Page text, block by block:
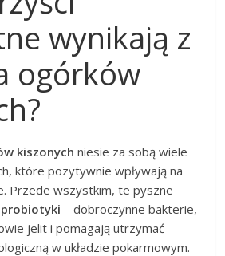
wynikają z
ogórków
kiszonych niesie za sobą wiele
które pozytywnie wpływają na
Przede wszystkim, te pyszne
probiotyki – dobroczynne bakterie,
jelit i pomagają utrzymać
w układzie pokarmowym.